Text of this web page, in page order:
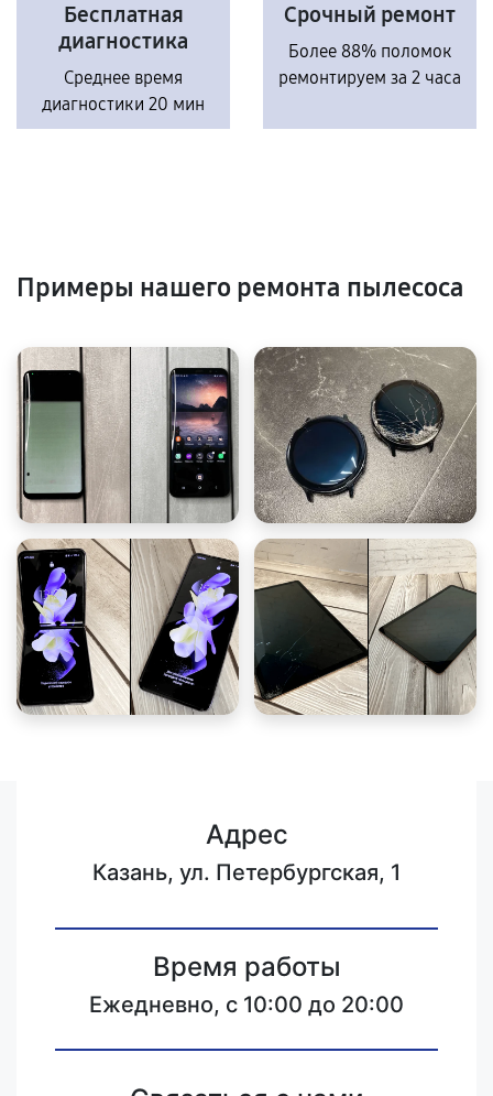
Бесплатная
диагностика
Среднее время
диагностики 20 мин
Срочный ремонт
Более 88% поломок
ремонтируем за 2 часа
Примеры нашего ремонта пылесоса
Адрес
Казань, ул. Петербургская, 1
Время работы
Ежедневно, с 10:00 до 20:00